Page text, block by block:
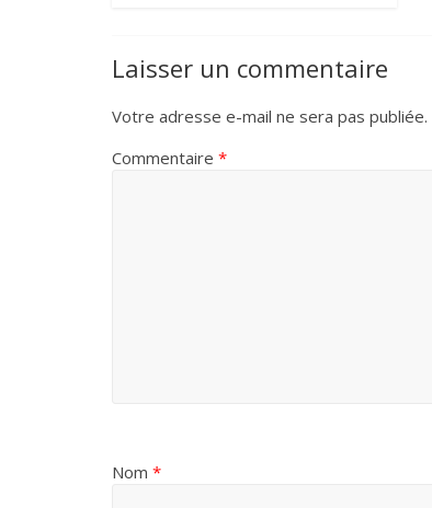
Laisser un commentaire
Votre adresse e-mail ne sera pas publiée.
Commentaire *
Nom *